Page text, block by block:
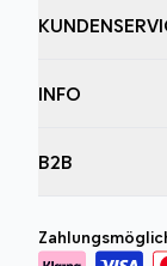
INFO
B2B